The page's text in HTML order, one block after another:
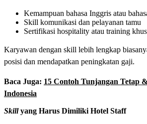
Kemampuan bahasa Inggris atau
Skill komunikasi dan pelayanan tamu
Sertifikasi hospitality atau training
Karyawan dengan skill lebih lengkap
posisi dan mendapatkan peningkatan gaji.
Baca Juga: 15 Contoh Tunjangan Tetap
Indonesia
Skillyang Harus Dimiliki Hotel Staff